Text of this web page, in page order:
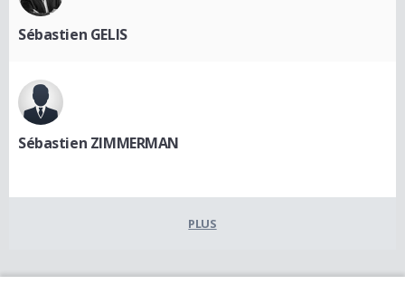
Sébastien GELIS
Sébastien ZIMMERMAN
PLUS